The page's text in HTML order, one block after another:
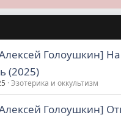
Голоушкин]
(2025)
Эзотерика и оккультизм
Голоушкин]